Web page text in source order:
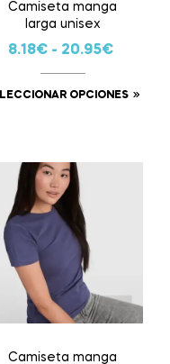
Camiseta manga
larga unisex
8.18€- 20.95€
OPCIONES
Camiseta manga